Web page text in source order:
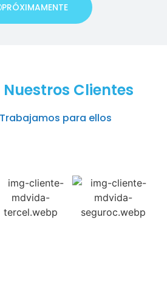
PRÓXIMAMENTE
Clientes
para ellos